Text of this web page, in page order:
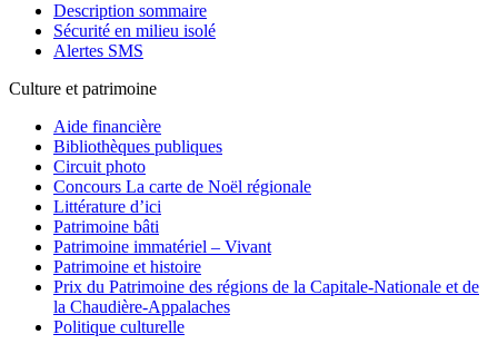
Description sommaire
Sécurité en milieu isolé
Alertes SMS
Culture et patrimoine
Aide financière
Bibliothèques publiques
Circuit photo
Concours La carte de Noël régionale
Littérature d’ici
Patrimoine bâti
Patrimoine immatériel – Vivant
Patrimoine et histoire
Prix du Patrimoine des régions de la Capitale-Nationale et de
la Chaudière-Appalaches
Politique culturelle